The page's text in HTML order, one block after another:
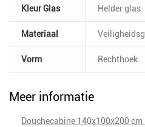
Kleur Glas Helder glas
Materiaal
Vorm Rechthoek
Meer informatie
Douchecabine 140x100x200